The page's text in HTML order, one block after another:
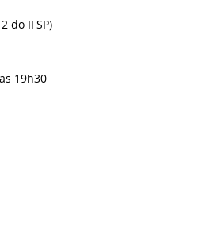
do IFSP)
19h30